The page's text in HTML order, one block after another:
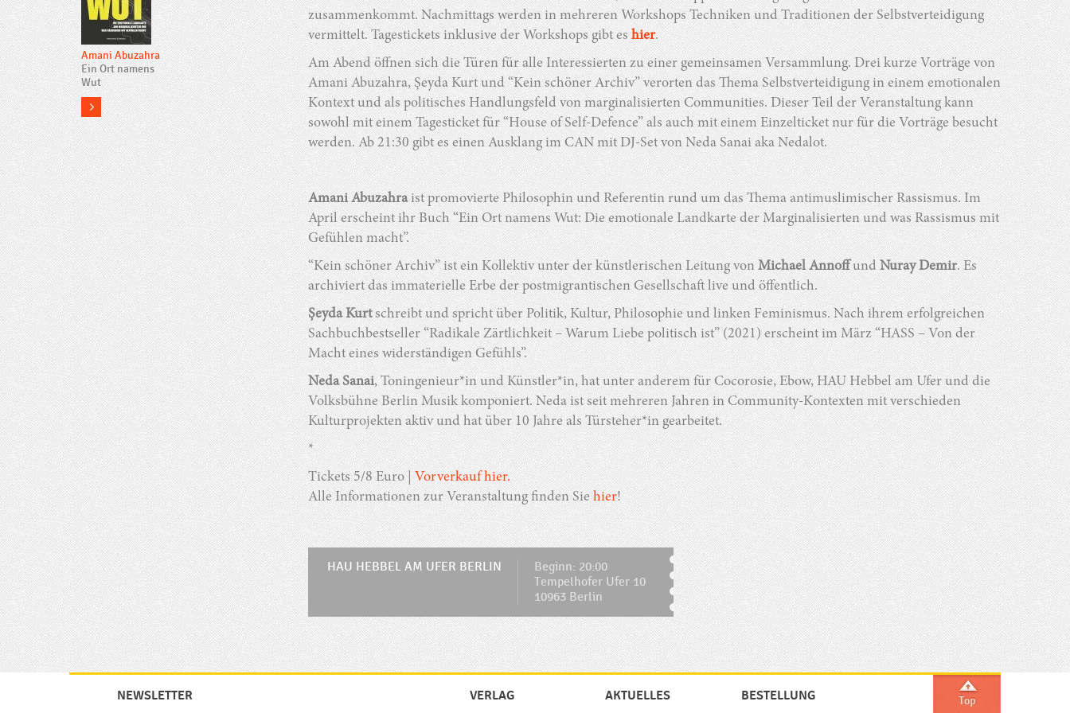
Amani Abuzahra
Ein Ort namens
Wut
more
zusammenkommt. Nachmittags werden in mehreren Workshops Techniken und Traditionen der Selbstverteidigung
vermittelt. Tagestickets inklusive der Workshops gibt eshier.
Am Abend öffnen sich die Türen für alle Interessierten zu einer gemeinsamen Versammlung. Drei kurze Vorträge von
Amani Abuzahra, Şeyda Kurt und “Kein schöner Archiv” verorten das Thema Selbstverteidigung in einem emotionalen
Kontext und als politisches Handlungsfeld von marginalisierten Communities. Dieser Teil der Veranstaltung kann
sowohl mit einem Tagesticket für “House of Self-Defence” als auch mit einem Einzelticket nur für die Vorträge besucht
werden. Ab 21:30 gibt es einen Ausklang im CAN mit DJ-Set von Neda Sanai aka Nedalot.
Amani Abuzahraist promovierte Philosophin und Referentin rund um das Thema antimuslimischer Rassismus. Im
April erscheint ihr Buch “Ein Ort namens Wut: Die emotionale Landkarte der Marginalisierten und was Rassismus mit
Gefühlen macht”.
“Kein schöner Archiv” ist ein Kollektiv unter der künstlerischen Leitung vonMichael AnnoffundNuray Demir. Es
archiviert das immaterielle Erbe der postmigrantischen Gesellschaft live und öffentlich.
Şeyda Kurtschreibt und spricht über Politik, Kultur, Philosophie und linken Feminismus. Nach ihrem erfolgreichen
Sachbuchbestseller “Radikale Zärtlichkeit – Warum Liebe politisch ist” (2021) erscheint im März “HASS – Von der
Macht eines widerständigen Gefühls”.
Neda Sanai, Toningenieur*in und Künstler*in, hat unter anderem für Cocorosie, Ebow, HAU Hebbel am Ufer und die
Volksbühne Berlin Musik komponiert. Neda ist seit mehreren Jahren in Community-Kontexten mit verschieden
Kulturprojekten aktiv und hat über 10 Jahre als Türsteher*in gearbeitet.
*
Tickets 5/8 Euro |Vorverkauf hier.
Alle Informationen zur Veranstaltung finden Siehier!
HAU HEBBEL AM UFER BERLIN
Beginn: 20:00
Tempelhofer Ufer 10
10963 Berlin
VERLAG AKTUELLES BESTELLUNG
NEWSLETTER